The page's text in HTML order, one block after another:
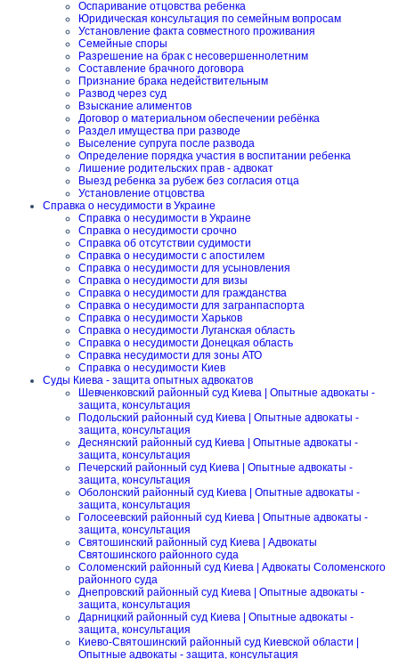
Оспаривание отцовства ребенка
Юридическая консультация по семейным вопросам
Установление факта совместного проживания
Семейные споры
Разрешение на брак с несовершеннолетним
Составление брачного договора
Признание брака недействительным
Развод через суд
Взыскание алиментов
Договор о материальном обеспечении ребёнка
Раздел имущества при разводе
Выселение супруга после развода
Определение порядка участия в воспитании ребенка
Лишение родительских прав - адвокат
Выезд ребенка за рубеж без согласия отца
Установление отцовства
Справка о несудимости в Украине
Справка о несудимости в Украине
Справка о несудимости срочно
Справка об отсутствии судимости
Справка о несудимости с апостилем
Справка о несудимости для усыновления
Справка о несудимости для визы
Справка о несудимости для гражданства
Справка о несудимости для загранпаспорта
Справка о несудимости Харьков
Справка о несудимости Луганская область
Справка о несудимости Донецкая область
Справка несудимости для зоны АТО
Справка о несудимости Киев
Суды Киева - защита опытных адвокатов
Шевченковский районный суд Киева | Опытные адвокаты -
защита, консультация
Подольский районный суд Киева | Опытные адвокаты -
защита, консультация
Деснянский районный суд Киева | Опытные адвокаты -
защита, консультация
Печерский районный суд Киева | Опытные адвокаты -
защита, консультация
Оболонский районный суд Киева | Опытные адвокаты -
защита, консультация
Голосеевский районный суд Киева | Опытные адвокаты -
защита, консультация
Святошинский районный суд Киева | Адвокаты
Святошинского районного суда
Соломенский районный суд Киева | Адвокаты Соломенского
районного суда
Днепровский районный суд Киева | Опытные адвокаты -
защита, консультация
Дарницкий районный суд Киева | Опытные адвокаты -
защита, консультация
Киево-Святошинский районный суд Киевской области |
Опытные адвокаты - защита, консультация